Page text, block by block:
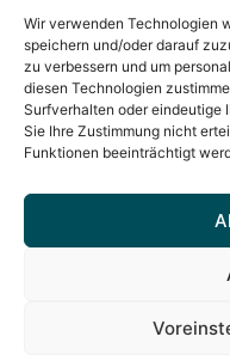
Wir verwenden Technologien
speichern und/oder darauf
zu verbessern und um
diesen Technologien
Surfverhalten oder eindeutige
Sie Ihre Zustimmung nicht
Funktionen beeinträchtigt
Widerrufsbelehrung
Datenschutzerklärung
n&n Verlag –